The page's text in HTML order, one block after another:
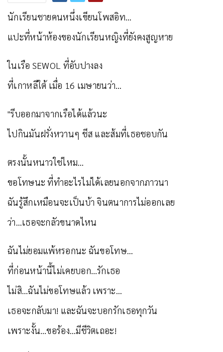
นักเรียนชายคนหนึ่งเขียนโพสอิท…
แปะที่หน้าห้องของนักเรียนหญิงที่ยังคงสูญหาย
ในเรือ SEWOL ที่อับปางลง
ที่เกาหลีใต้ เมื่อ 16 เมษายนว่า…
"รีบออกมาจากเรือได้แล้วนะ
ไปกินมันฝรั่งหวานๆ ชีส และส้มที่เธอชอบกัน
ตรงนั้นหนาวใช่ไหม…
ขอโทษนะ ที่ทำอะไรไม่ได้เลยนอกจากภาวนา
ฉันรู้สึกเหมือนจะเป็นบ้า จินตนาการไม่ออกเลย
ว่า…เธอจะกลัวขนาดไหน
ฉันไม่ยอมแพ้หรอกนะ ฉันขอโทษ…
ที่ก่อนหน้านี้ไม่เคยบอก…รักเธอ
ไม่สิ…ฉันไม่ขอโทษแล้ว เพราะ…
เธอจะกลับมา! และฉันจะบอกรักเธอทุกวัน
เพราะงั้น…ขอร้อง…มีชีวิตเถอะ!